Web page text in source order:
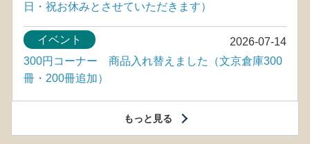
日・祝お休みとさせていただきます）
2026-07-14
イベント
300円コーナー 商品入れ替えました（文京倉庫300
冊・200冊追加）
もっと見る